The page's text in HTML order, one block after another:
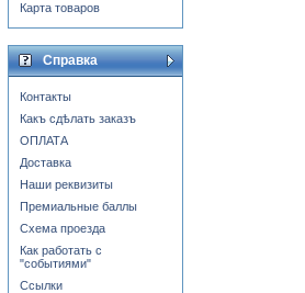
Карта товаров
Справка
Контакты
Какъ сдѣлать заказъ
ОПЛАТА
Доставка
Наши реквизиты
Премиальные баллы
Схема проезда
Как работать с
"событиями"
Ссылки